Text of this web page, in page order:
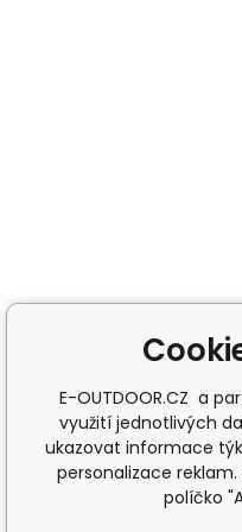
E-OUTDOOR.CZ a
využití jednotlivých
ukazovat informace
personalizace
políčko